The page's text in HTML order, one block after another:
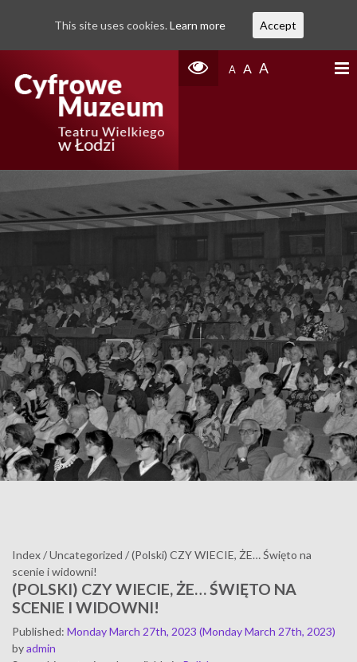
A A A
Index/Uncategorized /(Polski) CZY WIECIE, ŻE… Święto na
scenie i widowni!
(POLSKI) CZY WIECIE, ŻE… ŚWIĘTO NA
SCENIE I WIDOWNI!
Published: Monday March 27th, 2023 (Monday March 27th, 2023)
byadmin
This site uses cookies. Learn more Accept